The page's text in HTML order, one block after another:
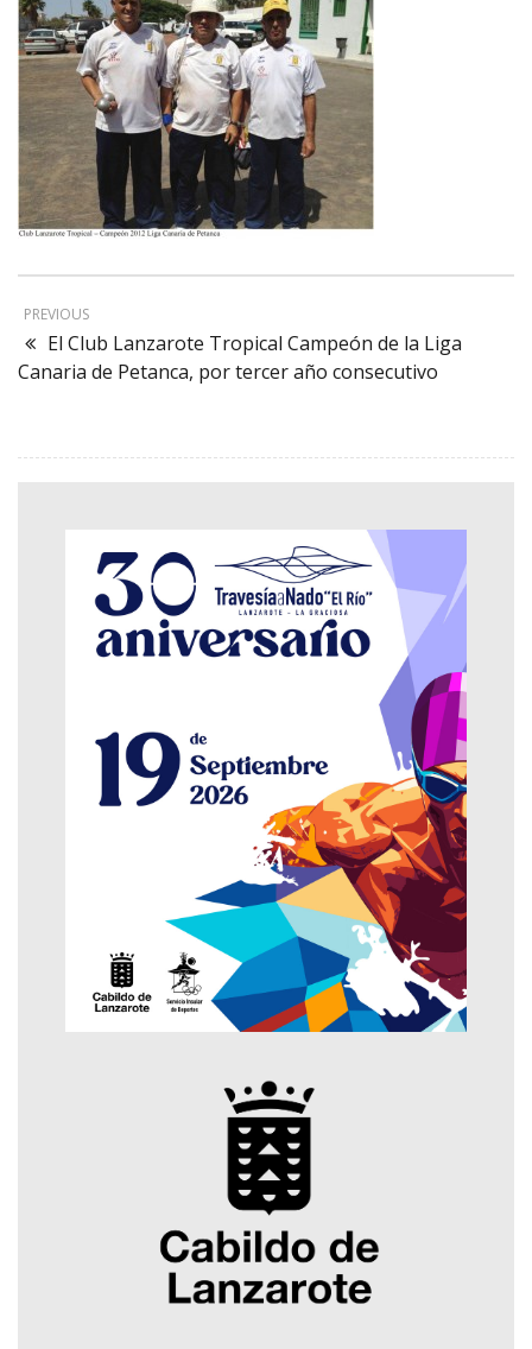
PREVIOUS
El Club Lanzarote Tropical Campeón de la Liga
Canaria de Petanca, por tercer año consecutivo